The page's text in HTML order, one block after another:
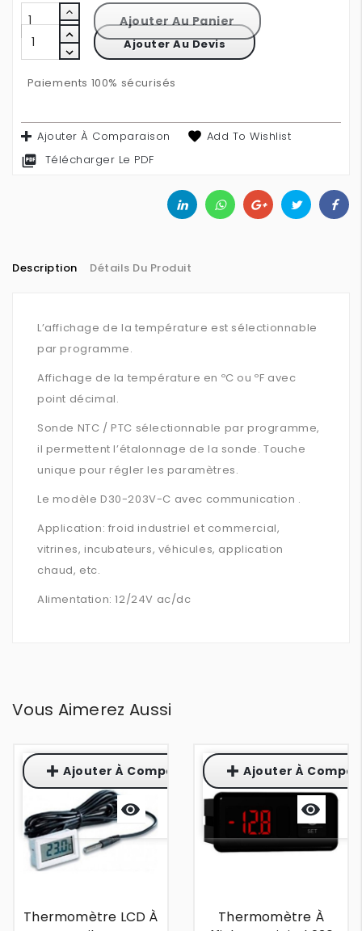
Ajouter Au Panier
Ajouter Au Devis
Paiements 100% sécurisés
Ajouter À Comparaison Add To Wishlist
 Télécharger Le PDF
Description Détails Du Produit
L’affichage de la température est sélectionnable
par programme.
Affichage de la température en ºC ou ºF avec
point décimal.
Sonde NTC / PTC sélectionnable par programme,
il permettent l’étalonnage de la sonde. Touche
unique pour régler les paramètres.
Le modèle D30-203V-C avec communication .
Application: froid industriel et commercial,
vitrines, incubateurs, véhicules, application
chaud, etc.
Alimentation: 12/24V ac/dc
Vous Aimerez Aussi
Ajouter À Comparaison
Thermomètre LCD À
Ajouter À
Thermomètre À